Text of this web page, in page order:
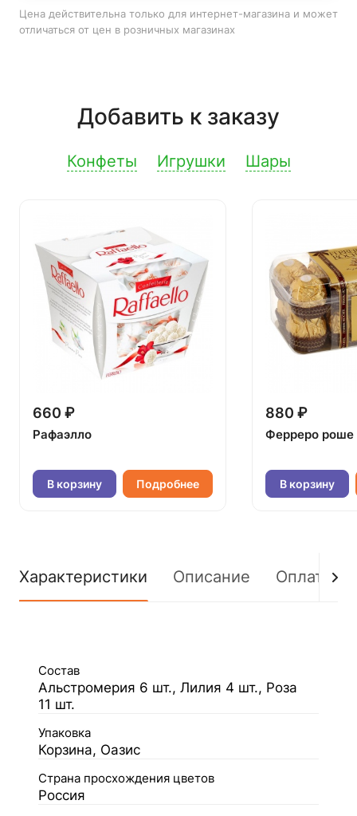
Цена действительна только для интернет-магазина и может
отличаться от цен в розничных магазинах
Добавить к заказу
Конфеты Игрушки Шары
660 ₽
Рафаэлло
В корзину Подробнее
880 ₽
Ферреро роше
В корзину
Характеристики Описание Оплата
Состав
Альстромерия 6 шт., Лилия 4 шт., Роза
11 шт.
Упаковка
Корзина, Оазис
Страна просхождения цветов
Россия